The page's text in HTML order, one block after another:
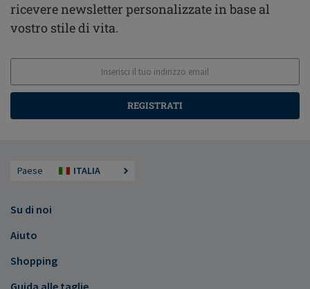
ricevere newsletter personalizzate in base al
vostro stile di vita.
REGISTRATI
Paese ITALIA
Su di noi
Aiuto
Shopping